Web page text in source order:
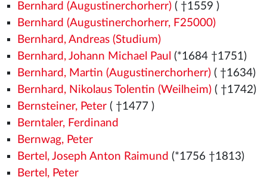
Bernhard (Augustinerchorherr)( †1559 )
Bernhard (Augustinerchorherr, F25000)
Bernhard, Andreas (Studium)
Bernhard, Johann Michael Paul (*1684 †1751)
Bernhard, Martin (Augustinerchorherr)( †1634)
Bernhard, Nikolaus Tolentin (Weilheim)( †1742)
Bernsteiner, Peter( †1477 )
Berntaler, Ferdinand
Bernwag, Peter
Bertel, Joseph Anton Raimund (*1756 †1813)
Bertel, Peter